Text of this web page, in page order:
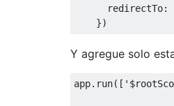
      redirectTo
:
})
Y agregue solo
app. run([